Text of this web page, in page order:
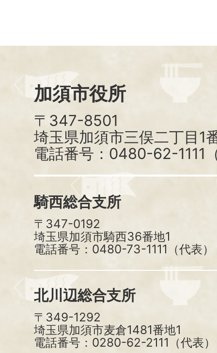
加須市役所
〒347-8501
埼玉県加須市三俣二丁目1
電話番号：0480-62-1111
騎西総合支所
〒347-0192
埼玉県加須市騎西36番地1
電話番号：0480-73-1111（代表）
北川辺総合支所
〒349-1292
埼玉県加須市麦倉1481番地1
電話番号：0280-62-2111（代表）